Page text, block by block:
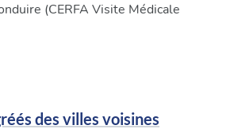
(CERFA Visite Médicale
des villes voisines